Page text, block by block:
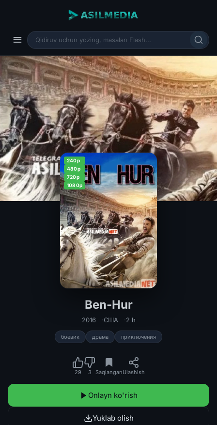
240p
480p
720p
1080p
Ben-Hur
Ben-Hur Uzbek tilida (O'zbek tilida)
2016 США 2 h
боевик драма приключения
29 3 SaqlanganUlashish
Onlayn ko'rish
Yuklab olish